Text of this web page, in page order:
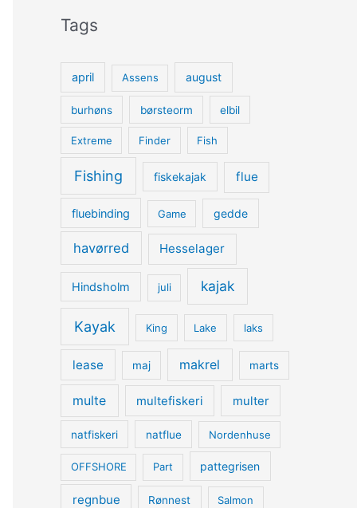
Tags
april Assens august
burhøns børsteorm elbil
Extreme Finder Fish
Fishing fiskekajak flue
fluebinding Game gedde
havørred Hesselager
Hindsholm juli kajak
Kayak King Lake laks
lease maj makrel marts
multe multefiskeri multer
natfiskeri natflue Nordenhuse
OFFSHORE Part pattegrisen
regnbue Rønnest Salmon